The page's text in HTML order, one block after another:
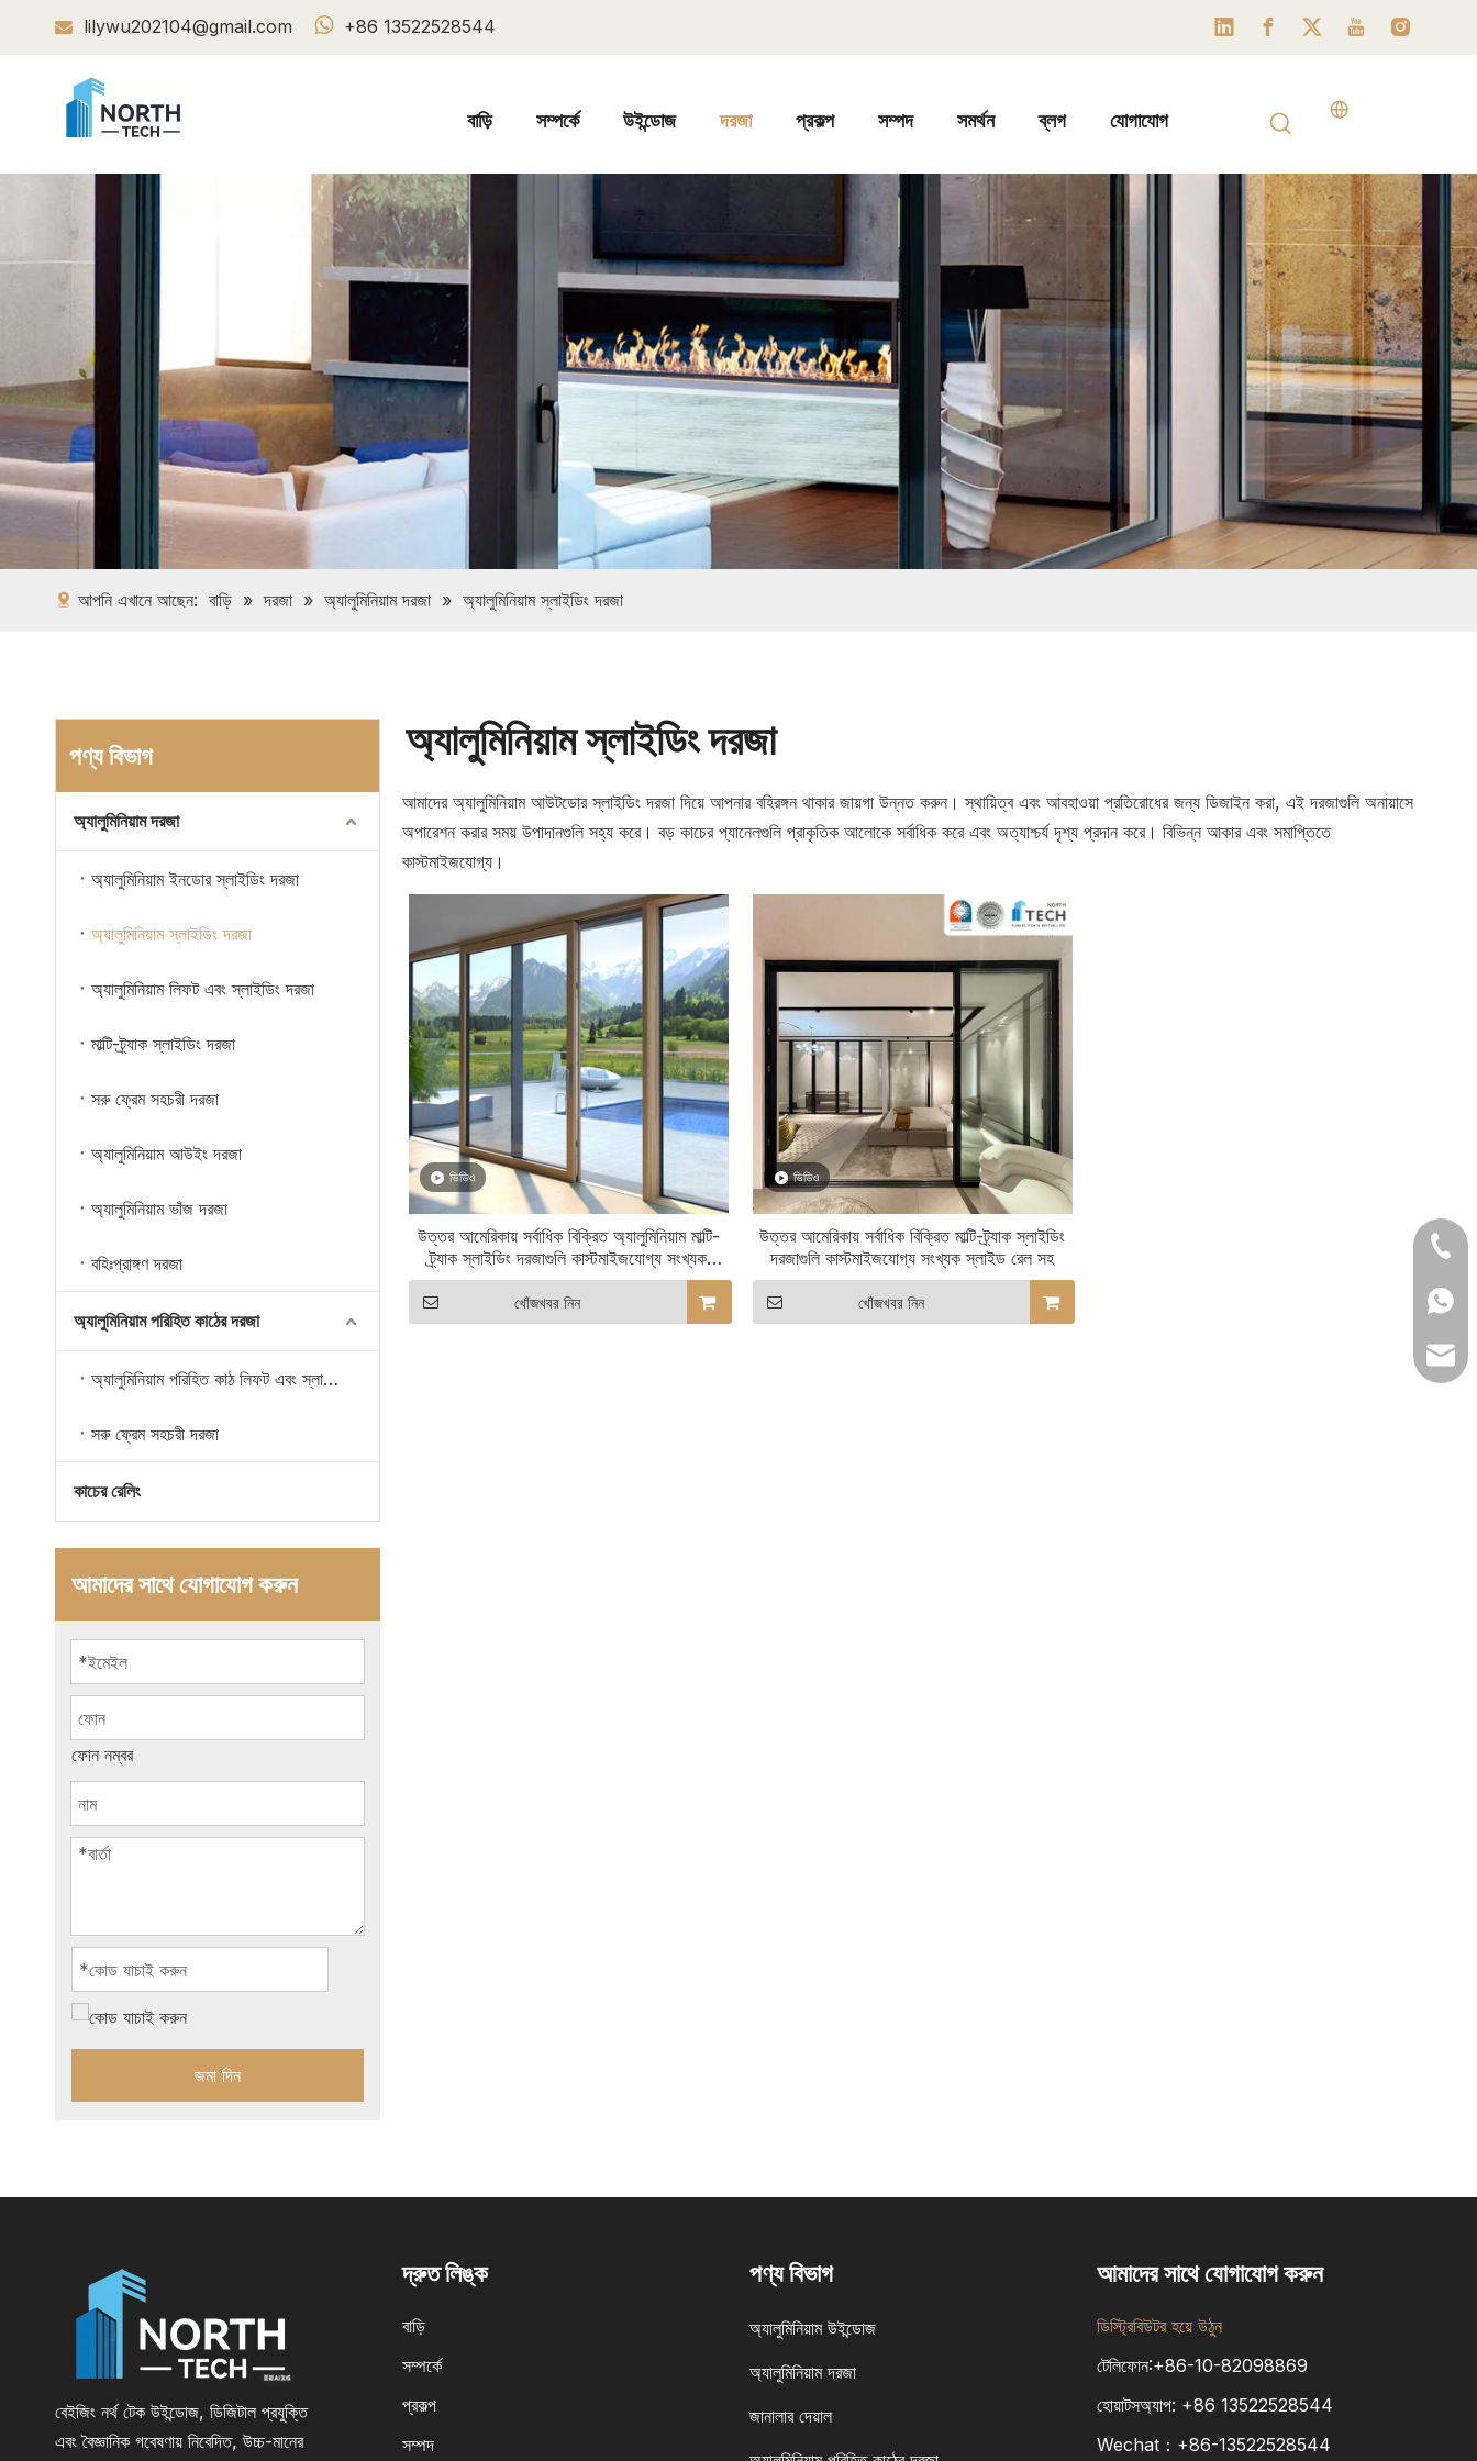
 lilywu202104@gmail.com  +86 13522528544
বাড়ি সম্পর্কে উইন্ডোজ দরজা প্রকল্প সম্পদ সমর্থন ব্লগ যোগাযোগ
আপনি এখানে আছেন: বাড়ি » দরজা » অ্যালুমিনিয়াম দরজা » অ্যালুমিনিয়াম স্লাইডিং দরজা
পণ্য বিভাগ
অ্যালুমিনিয়াম দরজা
অ্যালুমিনিয়াম ইনডোর স্লাইডিং দরজা
অ্যালুমিনিয়াম স্লাইডিং দরজা
অ্যালুমিনিয়াম লিফট এবং স্লাইডিং দরজা
মাল্টি-ট্র্যাক স্লাইডিং দরজা
সরু ফ্রেম সহচরী দরজা
অ্যালুমিনিয়াম আউইং দরজা
অ্যালুমিনিয়াম ভাঁজ দরজা
বহিঃপ্রাঙ্গণ দরজা
অ্যালুমিনিয়াম পরিহিত কাঠের দরজা
অ্যালুমিনিয়াম পরিহিত কাঠ লিফট এবং স্লাইডিং দরজা
সরু ফ্রেম সহচরী দরজা
কাচের রেলিং
আমাদের সাথে যোগাযোগ করুন
ফোন নম্বর
জমা দিন
অ্যালুমিনিয়াম স্লাইডিং দরজা
আমাদের অ্যালুমিনিয়াম আউটডোর স্লাইডিং দরজা দিয়ে আপনার বহিরঙ্গন থাকার জায়গা উন্নত করুন। স্থায়িত্ব এবং আবহাওয়া প্রতিরোধের জন্য ডিজাইন করা, এই দরজাগুলি অনায়াসে
অপারেশন করার সময় উপাদানগুলি সহ্য করে। বড় কাচের প্যানেলগুলি প্রাকৃতিক আলোকে সর্বাধিক করে এবং অত্যাশ্চর্য দৃশ্য প্রদান করে। বিভিন্ন আকার এবং সমাপ্তিতে
কাস্টমাইজযোগ্য।
ভিডিও
উত্তর আমেরিকায় সর্বাধিক বিক্রিত অ্যালুমিনিয়াম মাল্টি-
ট্র্যাক স্লাইডিং দরজাগুলি কাস্টমাইজযোগ্য সংখ্যক
স্লাইড রেল সহ
খোঁজখবর নিন
ভিডিও
উত্তর আমেরিকায় সর্বাধিক বিক্রিত মাল্টি-ট্র্যাক স্লাইডিং
দরজাগুলি কাস্টমাইজযোগ্য সংখ্যক স্লাইড রেল সহ
খোঁজখবর নিন
বেইজিং নর্থ টেক উইন্ডোজ, ডিজিটাল প্রযুক্তি
এবং বৈজ্ঞানিক গবেষণায় নিবেদিত, উচ্চ-মানের
+86-
+86
দ্রুত লিঙ্ক
বাড়ি
সম্পর্কে
প্রকল্প
সম্পদ
পণ্য বিভাগ
অ্যালুমিনিয়াম উইন্ডোজ
অ্যালুমিনিয়াম দরজা
জানালার দেয়াল
আমাদের সাথে যোগাযোগ করুন
ডিস্ট্রিবিউটর হয়ে উঠুন
টেলিফোন:+86-10-82098869
হোয়াটসঅ্যাপ: +86 13522528544
Wechat：+86-13522528544